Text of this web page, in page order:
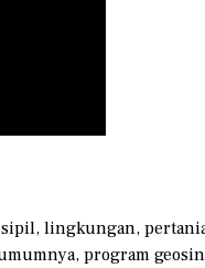
lingkungan,
program